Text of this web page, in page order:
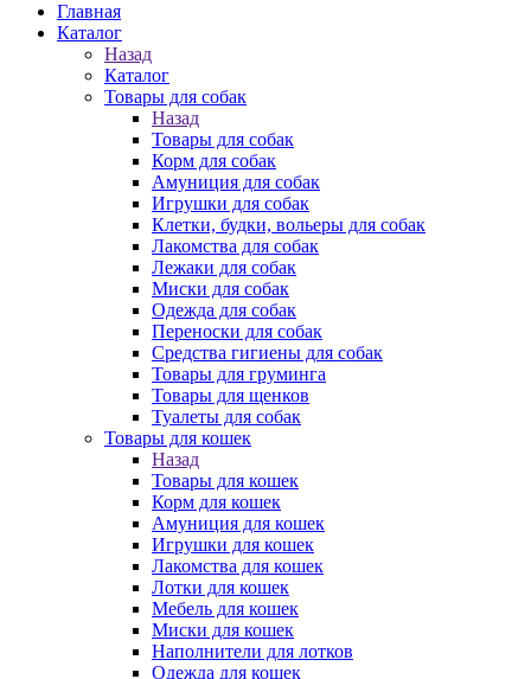
Главная
Каталог
Назад
Каталог
Товары для собак
Назад
Товары для собак
Корм для собак
Амуниция для собак
Игрушки для собак
Клетки, будки, вольеры для собак
Лакомства для собак
Лежаки для собак
Миски для собак
Одежда для собак
Переноски для собак
Средства гигиены для собак
Товары для груминга
Товары для щенков
Туалеты для собак
Товары для кошек
Назад
Товары для кошек
Корм для кошек
Амуниция для кошек
Игрушки для кошек
Лакомства для кошек
Лотки для кошек
Мебель для кошек
Миски для кошек
Наполнители для лотков
Одежда для кошек